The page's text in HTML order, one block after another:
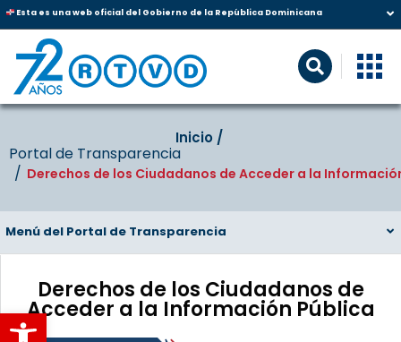
Abrir barra de herramientas
Esta es una web oficial del Gobierno de la República Dominicana
Inicio‎‎ /‎ ‎
Portal de Transparencia
Derechos de los Ciudadanos de Acceder a la
Menú del Portal de Transparencia
Derechos de los Ciudadanos de
Acceder a la Información Pública